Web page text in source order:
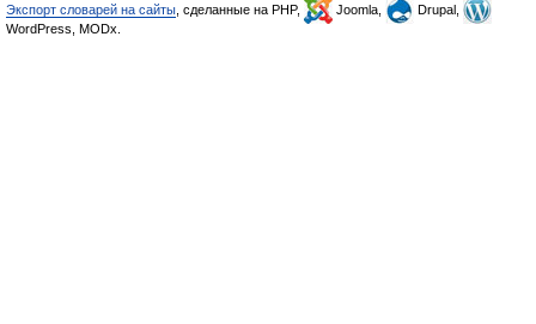
Экспорт словарей на сайты , сделанные на PHP, Joomla,
Drupal,
WordPress, MODx.